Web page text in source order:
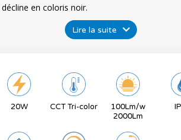
décline en coloris noir.
Lire la suite
20W CCT Tri-color
100Lm/w
2000Lm